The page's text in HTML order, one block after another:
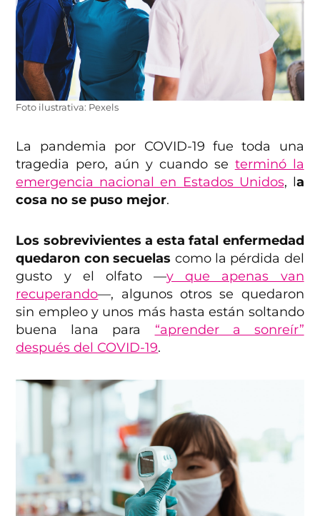
Foto ilustrativa: Pexels
La pandemia por COVID-19 fue toda una
tragedia pero, aún y cuando se terminó la
emergencia nacional en Estados Unidos, la
cosa no se puso mejor.
Los sobrevivientes a esta fatal enfermedad
quedaron con secuelas como la pérdida del
gusto y el olfato —y que apenas van
recuperando—, algunos otros se quedaron
sin empleo y unos más hasta están soltando
buena lana para “aprender a sonreír”
después del COVID-19.